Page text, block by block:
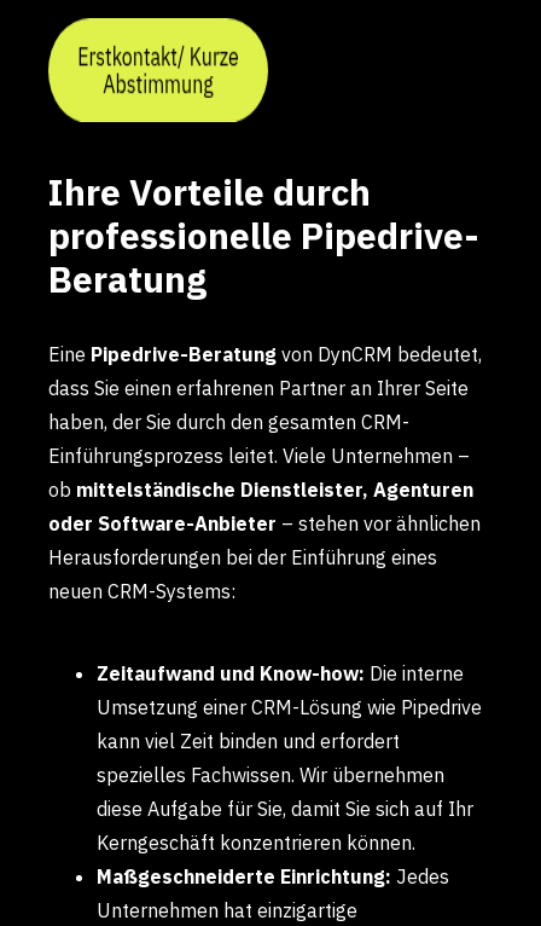
Ihre Vorteile durch
professionelle Pipedrive-
Beratung
Eine Pipedrive-Beratung von DynCRM bedeutet,
dass Sie einen erfahrenen Partner an Ihrer Seite
haben, der Sie durch den gesamten CRM-
Einführungsprozess leitet. Viele Unternehmen –
ob mittelständische Dienstleister, Agenturen
oder Software-Anbieter – stehen vor ähnlichen
Herausforderungen bei der Einführung eines
neuen CRM-Systems:
Zeitaufwand und Know-how: Die interne
Umsetzung einer CRM-Lösung wie Pipedrive
kann viel Zeit binden und erfordert
spezielles Fachwissen. Wir übernehmen
diese Aufgabe für Sie, damit Sie sich auf Ihr
Kerngeschäft konzentrieren können.
Maßgeschneiderte Einrichtung: Jedes
Unternehmen hat einzigartige